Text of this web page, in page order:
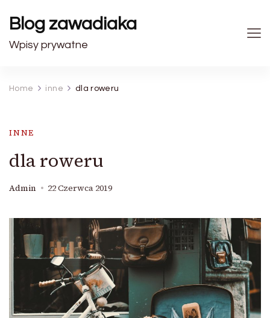
Blog zawadiaka
Wpisy prywatne
Home inne dla roweru
INNE
dla roweru
Admin 22 Czerwca 2019